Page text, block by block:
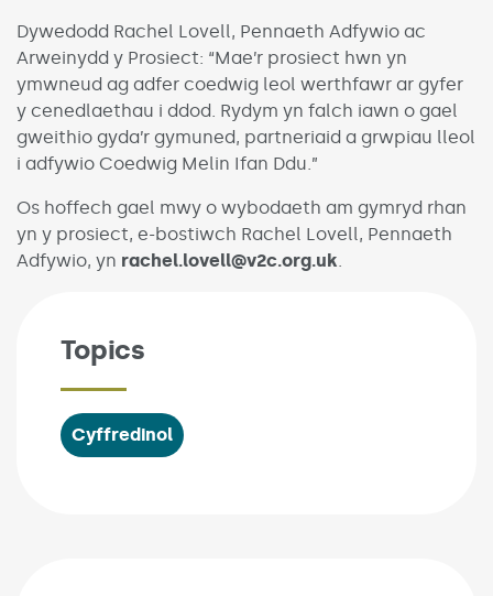
Dywedodd Rachel Lovell, Pennaeth Adfywio ac
Arweinydd y Prosiect: “Mae’r prosiect hwn yn
ymwneud ag adfer coedwig leol werthfawr ar gyfer
y cenedlaethau i ddod. Rydym yn falch iawn o gael
gweithio gyda’r gymuned, partneriaid a grwpiau lleol
i adfywio Coedwig Melin Ifan Ddu.”
Os hoffech gael mwy o wybodaeth am gymryd rhan
yn y prosiect, e-bostiwch Rachel Lovell, Pennaeth
Adfywio, yn rachel.lovell@v2c.org.uk.
Topics
Cyffredinol